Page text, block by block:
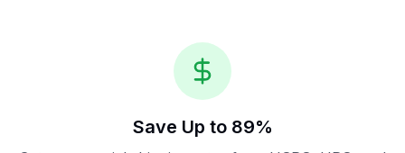
Save Up to 89%